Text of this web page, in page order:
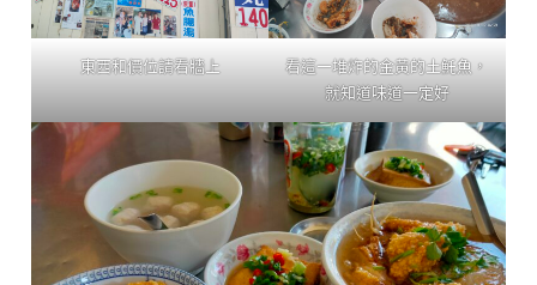
東西和價位請看牆上
看這一堆炸的金黃的土魠魚，
就知道味道一定好